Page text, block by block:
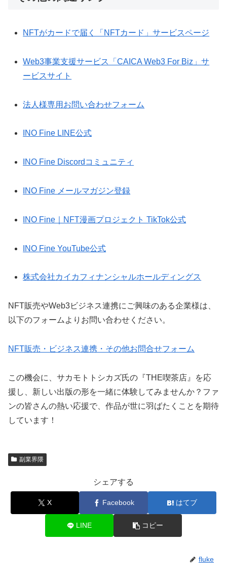
NFTがカードで届く「NFTカード」サービスページ
Web3事業支援サービス「CAICA Web3 For Biz」サ
ービスサイト
法人様専用お問い合わせフォーム
INO Fine LINE公式
INO Fine Discordコミュニティ
INO Fine メールマガジン登録
INO Fine｜NFT漫画プロジェクト TikTok公式
INO Fine YouTube公式
株式会社カイカフィナンシャルホールディングス
NFT販売やWeb3ビジネス連携にご興味のある企業様は、
以下のフォームよりお問い合わせください。
NFT販売・ビジネス連携・その他お問合せフォーム
この機会に、サカモトトシカズ氏の『THE喫茶店』を応
援し、新しい出版の形を一緒に体験してみませんか？ファ
ンの皆さんの熱い応援で、作品が世に羽ばたくことを期待
しています！
副業界隈
シェアする
X Facebook はてブ
LINE コピー
fluke